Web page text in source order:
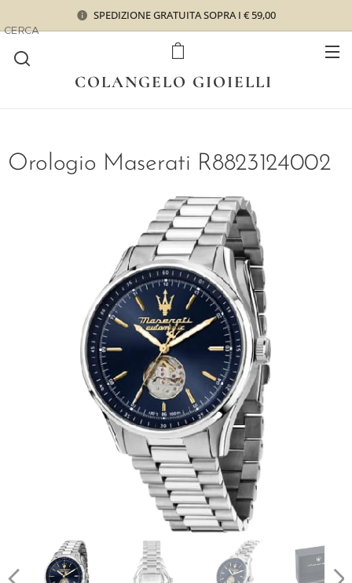
SPEDIZIONE GRATUITA SOPRA I € 59,00
COLANGELO GIOIELLI
CERCA
Orologio Maserati R8823124002